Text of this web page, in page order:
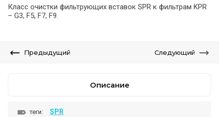
Класс очистки фильтрующих вставок SPR к фильтрам KPR
– G3, F5, F7, F9.
Предыдущий Следующий
Описание
теги: SPR